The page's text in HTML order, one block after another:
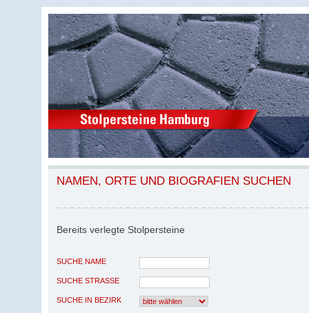
NAMEN, ORTE UND BIOGRAFIEN SUCHEN
Bereits verlegte Stolpersteine
SUCHE NAME
SUCHE STRASSE
SUCHE IN BEZIRK